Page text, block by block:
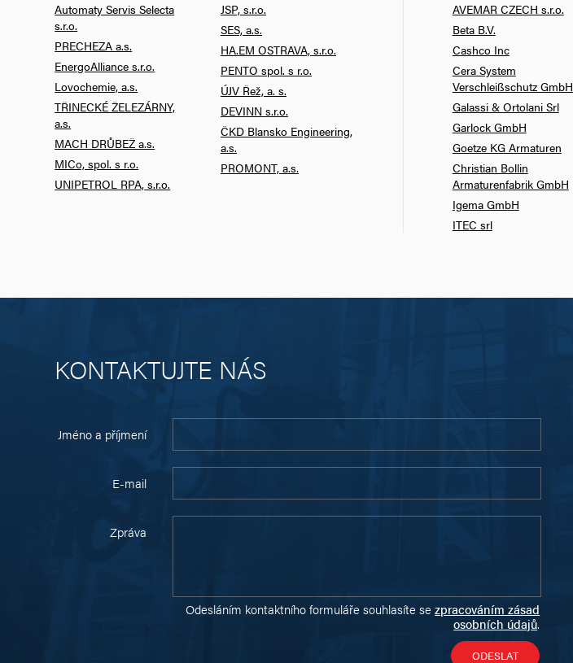
Automaty Servis Selecta
s.r.o.
PRECHEZA a.s.
EnergoAlliance s.r.o.
Lovochemie, a.s.
TŘINECKÉ ŽELEZÁRNY,
a.s.
MACH DRŮBEŽ a.s.
MICo, spol. s r.o.
UNIPETROL RPA, s.r.o.
JSP, s.r.o.
SES, a.s.
HA.EM OSTRAVA, s.r.o.
PENTO spol. s r.o.
ÚJV Řež, a. s.
DEVINN s.r.o.
ČKD Blansko Engineering,
a.s.
PROMONT, a.s.
AVEMAR CZECH s.r.o.
Beta B.V.
Cashco Inc
Cera System
Verschleißschutz GmbH
Galassi & Ortolani Srl
Garlock GmbH
Goetze KG Armaturen
Christian Bollin
Armaturenfabrik GmbH
Igema GmbH
ITEC srl
KONTAKTUJTE NÁS
Jméno a příjmení
E-mail
Zpráva
Odesláním kontaktního formuláře souhlasíte sezpracováním zásad
osobních údajů.